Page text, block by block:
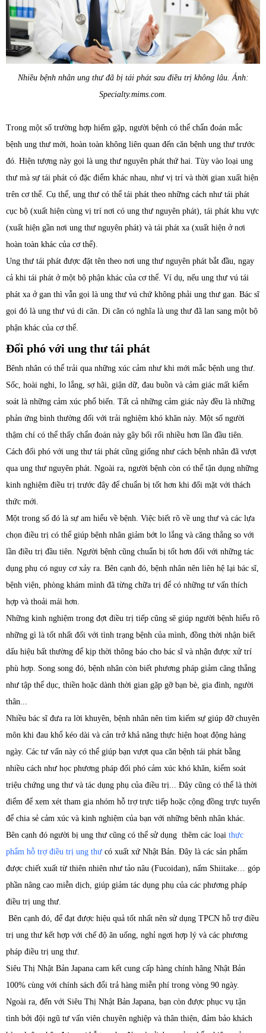
Nhiều bệnh nhân ung thư đã bị tái phát sau điều trị không lâu. Ảnh:
Specialty.mims.com.
Trong một số trường hợp hiếm gặp, người bệnh có thể chẩn đoán mắc
bệnh ung thư mới, hoàn toàn không liên quan đến căn bệnh ung thư trước
đó. Hiện tượng này gọi là ung thư nguyên phát thứ hai. Tùy vào loại ung
thư mà sự tái phát có đặc điểm khác nhau, như vị trí và thời gian xuất hiện
trên cơ thể. Cụ thể, ung thư có thể tái phát theo những cách như tái phát
cục bộ (xuất hiện cùng vị trí nơi có ung thư nguyên phát), tái phát khu vực
(xuất hiện gần nơi ung thư nguyên phát) và tái phát xa (xuất hiện ở nơi
hoàn toàn khác của cơ thể).
Ung thư tái phát được đặt tên theo nơi ung thư nguyên phát bắt đầu, ngay
cả khi tái phát ở một bộ phận khác của cơ thể. Ví dụ, nếu ung thư vú tái
phát xa ở gan thì vẫn gọi là ung thư vú chứ không phải ung thư gan. Bác sĩ
gọi đó là ung thư vú di căn. Di căn có nghĩa là ung thư đã lan sang một bộ
phận khác của cơ thể.
Đối phó với ung thư tái phát
Bênh nhân có thể trải qua những xúc cảm như khi mới mắc bệnh ung thư.
Sốc, hoài nghi, lo lắng, sợ hãi, giận dữ, đau buồn và cảm giác mất kiểm
soát là những cảm xúc phổ biến. Tất cả những cảm giác này đều là những
phản ứng bình thường đối với trải nghiệm khó khăn này. Một số người
thậm chí có thể thấy chẩn đoán này gây bối rối nhiều hơn lần đầu tiên.
Cách đối phó với ung thư tái phát cũng giống như cách bệnh nhân đã vượt
qua ung thư nguyên phát. Ngoài ra, người bệnh còn có thể tận dụng những
kinh nghiệm điều trị trước đây để chuẩn bị tốt hơn khi đối mặt với thách
thức mới.
Một trong số đó là sự am hiểu về bệnh. Việc biết rõ về ung thư và các lựa
chọn điều trị có thể giúp bệnh nhân giảm bớt lo lắng và căng thẳng so với
lần điều trị đầu tiên. Người bệnh cũng chuẩn bị tốt hơn đối với những tác
dụng phụ có nguy cơ xảy ra. Bên cạnh đó, bệnh nhân nên liên hệ lại bác sĩ,
bệnh viện, phòng khám mình đã từng chữa trị để có những tư vấn thích
hợp và thoải mái hơn.
Những kinh nghiệm trong đợt điều trị tiếp cũng sẽ giúp người bệnh hiểu rõ
những gì là tốt nhất đối với tình trạng bệnh của mình, đồng thời nhận biết
dấu hiệu bất thường để kịp thời thông báo cho bác sĩ và nhận được xử trí
phù hợp. Song song đó, bệnh nhân còn biết phương pháp giảm căng thẳng
như tập thể dục, thiền hoặc dành thời gian gặp gỡ bạn bè, gia đình, người
thân...
Nhiều bác sĩ đưa ra lời khuyên, bệnh nhân nên tìm kiếm sự giúp đỡ chuyên
môn khi đau khổ kéo dài và cản trở khả năng thực hiện hoạt động hàng
ngày. Các tư vấn này có thể giúp bạn vượt qua căn bệnh tái phát bằng
nhiều cách như học phương pháp đối phó cảm xúc khó khăn, kiểm soát
triệu chứng ung thư và tác dụng phụ của điều trị... Đây cũng có thể là thời
điểm để xem xét tham gia nhóm hỗ trợ trực tiếp hoặc cộng đồng trực tuyến
để chia sẻ cảm xúc và kinh nghiệm của bạn với những bênh nhân khác.
Bên cạnh đó người bị ung thư cũng có thể sử dụng thêm các loại thực
phẩm hỗ trợ điều trị ung thư có xuất xứ Nhật Bản. Đây là các sản phẩm
được chiết xuất từ thiên nhiên như tảo nâu (Fucoidan), nấm Shiitake… góp
phần nâng cao miễn dịch, giúp giảm tác dụng phụ của các phương pháp
điều trị ung thư.
Bên cạnh đó, để đạt được hiệu quả tốt nhất nên sử dụng TPCN hỗ trợ điều
trị ung thư kết hợp với chế độ ăn uống, nghỉ ngơi hợp lý và các phương
pháp điều trị ung thư.
Siêu Thị Nhật Bản Japana cam kết cung cấp hàng chính hãng Nhật Bản
100% cùng với chính sách đổi trả hàng miễn phí trong vòng 90 ngày.
Ngoài ra, đến với Siêu Thị Nhật Bản Japana, bạn còn được phục vụ tận
tình bởi đội ngũ tư vấn viên chuyên nghiệp và thân thiện, đảm bảo khách